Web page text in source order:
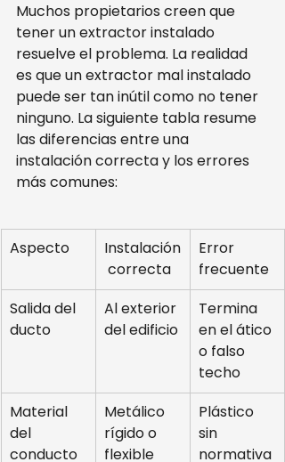
Muchos propietarios creen que
tener un extractor instalado
resuelve el problema. La realidad
es que un extractor mal instalado
puede ser tan inútil como no tener
ninguno. La siguiente tabla resume
las diferencias entre una
instalación correcta y los errores
más comunes:
Aspecto
Instalación
correcta
Error
frecuente
Salida del
ducto
Al exterior
del edificio
Termina
en el ático
o falso
techo
Material
del
conducto
Metálico
rígido o
flexible
Plástico
sin
normativa